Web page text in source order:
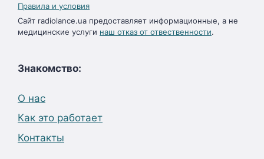
Правила и условия
Сайт radiolance.ua предоставляет информационные, а не
медицинские услуги наш отказ от отвественности.
Знакомство:
О нас
Как это работает
Контакты